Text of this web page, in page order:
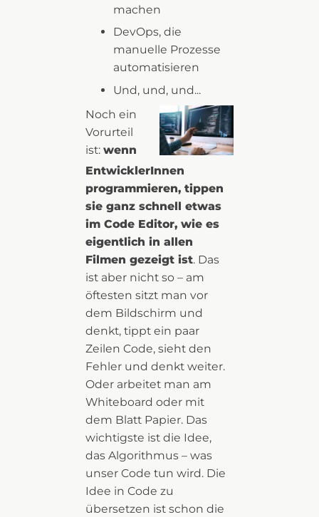
machen
DevOps, die
manuelle Prozesse
automatisieren
Und, und, und...
Noch ein
Vorurteil
ist: wenn
EntwicklerInnen
programmieren, tippen
sie ganz schnell etwas
im Code Editor, wie es
eigentlich in allen
Filmen gezeigt ist. Das
ist aber nicht so – am
öftesten sitzt man vor
dem Bildschirm und
denkt, tippt ein paar
Zeilen Code, sieht den
Fehler und denkt weiter.
Oder arbeitet man am
Whiteboard oder mit
dem Blatt Papier. Das
wichtigste ist die Idee,
das Algorithmus – was
unser Code tun wird. Die
Idee in Code zu
übersetzen ist schon die